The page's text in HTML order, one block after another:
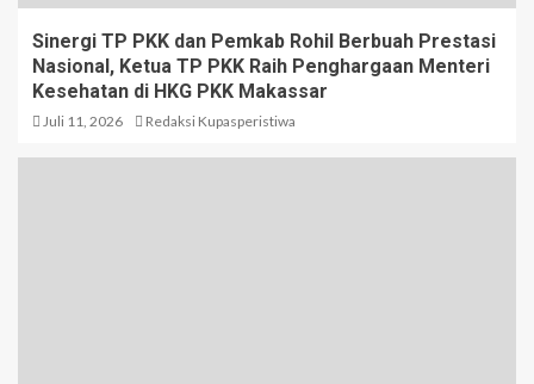
Sinergi TP PKK dan Pemkab Rohil Berbuah Prestasi
Nasional, Ketua TP PKK Raih Penghargaan Menteri
Kesehatan di HKG PKK Makassar
Juli 11, 2026 Redaksi Kupasperistiwa